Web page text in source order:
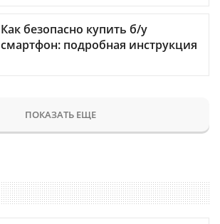
Как безопасно купить б/у
смартфон: подробная инструкция
ПОКАЗАТЬ ЕЩЕ